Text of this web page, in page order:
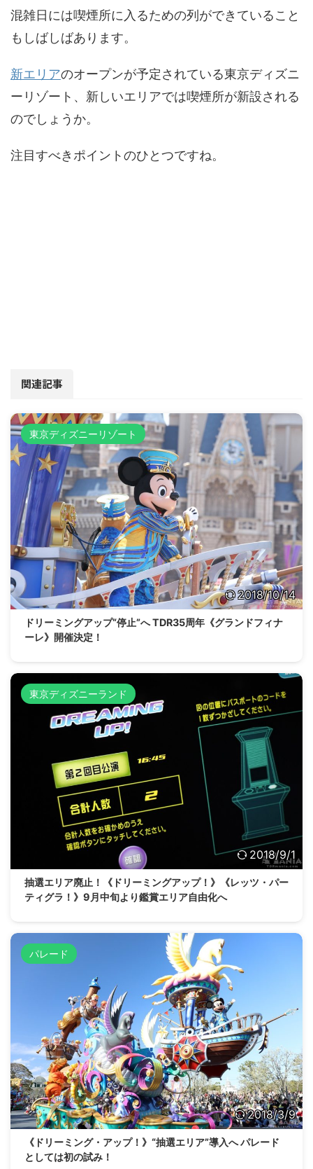
混雑日には喫煙所に入るための列ができていること
もしばしばあります。
新エリアのオープンが予定されている東京ディズニ
ーリゾート、新しいエリアでは喫煙所が新設される
のでしょうか。
注目すべきポイントのひとつですね。
関連記事
東京ディズニーリゾート
2018/10/14
ドリーミングアップ“停止”へ TDR35周年《グランドフィナ
ーレ》開催決定！
東京ディズニーランド
2018/9/1
抽選エリア廃止！《ドリーミングアップ！》《レッツ・パー
ティグラ！》9月中旬より鑑賞エリア自由化へ
パレード
2018/3/9
《ドリーミング・アップ！》“抽選エリア”導入へ パレード
としては初の試み！